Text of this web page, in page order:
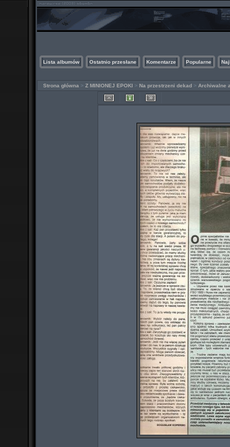
Lista albumów Ostatnio przesłane Komentarze Popularne
Strona główna > Z MINIONEJ EPOKI > Na przestrzeni dekad > Archiwalne